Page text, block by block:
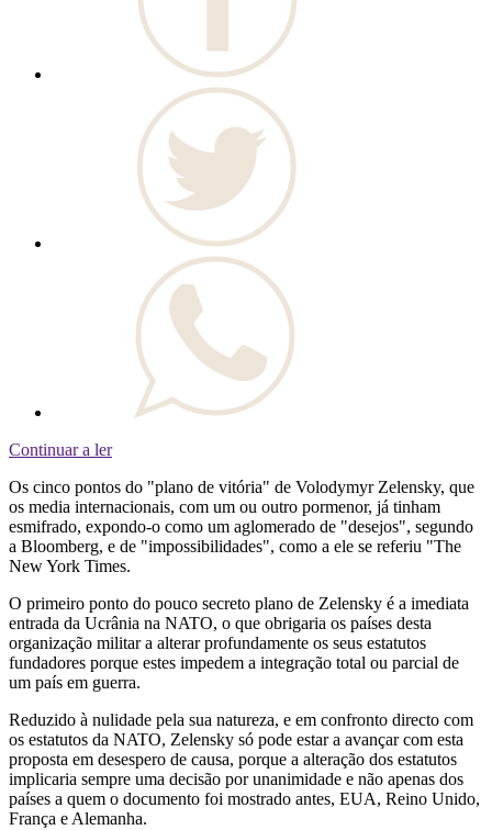
Continuar a ler
Os cinco pontos do "plano de vitória" de Volodymyr Zelensky, que
os media internacionais, com um ou outro pormenor, já tinham
esmifrado, expondo-o como um aglomerado de "desejos", segundo
a Bloomberg, e de "impossibilidades", como a ele se referiu "The
New York Times.
O primeiro ponto do pouco secreto plano de Zelensky é a imediata
entrada da Ucrânia na NATO, o que obrigaria os países desta
organização militar a alterar profundamente os seus estatutos
fundadores porque estes impedem a integração total ou parcial de
um país em guerra.
Reduzido à nulidade pela sua natureza, e em confronto directo com
os estatutos da NATO, Zelensky só pode estar a avançar com esta
proposta em desespero de causa, porque a alteração dos estatutos
implicaria sempre uma decisão por unanimidade e não apenas dos
países a quem o documento foi mostrado antes, EUA, Reino Unido,
França e Alemanha.